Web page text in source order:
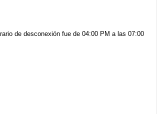
de desconexión fue de 04:00 PM a las 07:00